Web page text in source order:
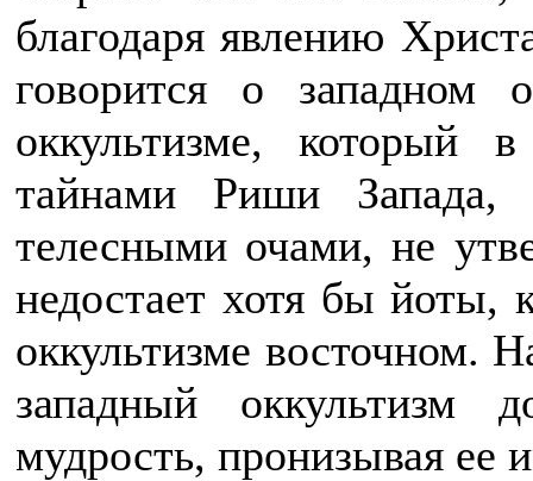
благодаря явлению
говорится о западном
оккультизме, который
тайнами Риши Запада,
телесными очами, не
недостает хотя бы йоты,
оккультизме восточном.
западный оккультизм
мудрость, пронизывая ее